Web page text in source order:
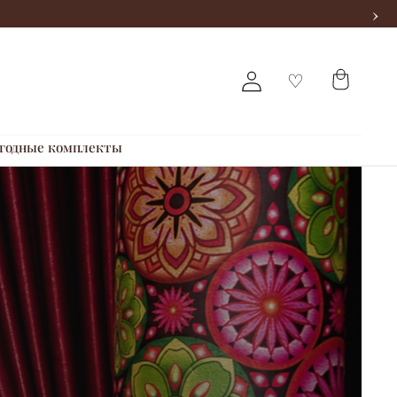
›
комплекты